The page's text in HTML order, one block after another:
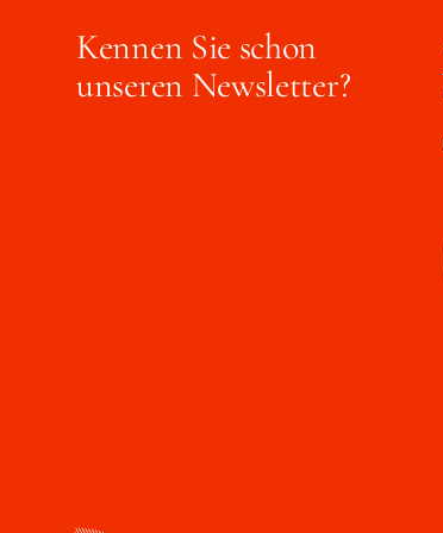
Kennen Sie schon
unseren Newsletter?